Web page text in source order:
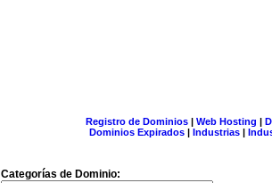
Registro de Dominios| Web Hosting |
Dominios Expirados | Industrias |
Categorías de Dominio: